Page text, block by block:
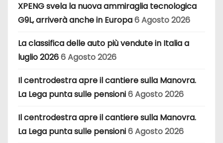
XPENG svela la nuova ammiraglia tecnologica
G9L, arriverà anche in Europa6 Agosto 2026
La classifica delle auto più vendute in Italia a
luglio 20266 Agosto 2026
Il centrodestra apre il cantiere sulla Manovra.
La Lega punta sulle pensioni6 Agosto 2026
Il centrodestra apre il cantiere sulla Manovra.
La Lega punta sulle pensioni6 Agosto 2026